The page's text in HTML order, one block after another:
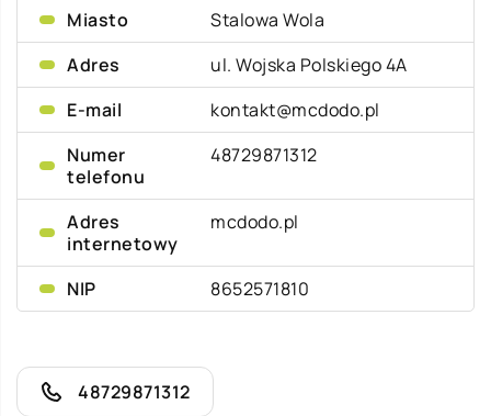
Miasto
Stalowa Wola
Adres
ul. Wojska Polskiego 4A
E-mail
kontakt@mcdodo.pl
Numer
telefonu
48729871312
Adres
internetowy
mcdodo.pl
NIP 8652571810
48729871312